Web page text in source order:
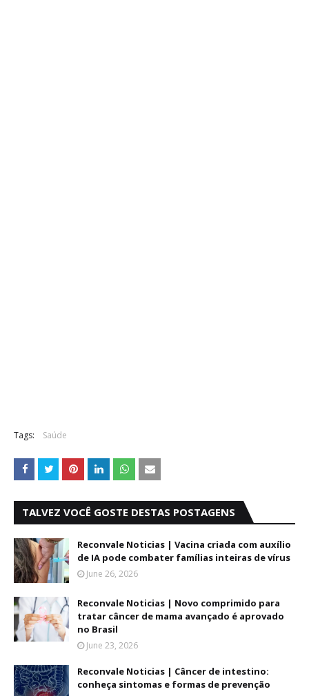
Tags: Saúde
TALVEZ VOCÊ GOSTE DESTAS POSTAGENS
Reconvale Noticias | Vacina criada com auxílio
de IA pode combater famílias inteiras de vírus
June 26, 2026
Reconvale Noticias | Novo comprimido para
tratar câncer de mama avançado é aprovado
no Brasil
June 23, 2026
Reconvale Noticias | Câncer de intestino:
conheça sintomas e formas de prevenção